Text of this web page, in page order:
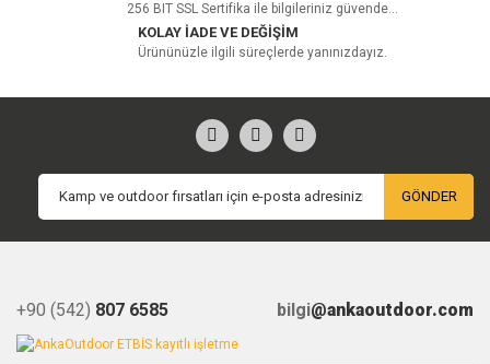
256 BIT SSL Sertifika ile bilgileriniz güvende...
KOLAY İADE VE DEĞİŞİM
Ürününüzle ilgili süreçlerde yanınızdayız.
GÖNDER
+90 (542) 807 6585 bilgi@ankaoutdoor.com